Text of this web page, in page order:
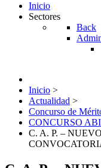
Inicio
Sectores
Back
Inicio >
Actualidad >
Concurso de
CONCURSO
C. A. P. –